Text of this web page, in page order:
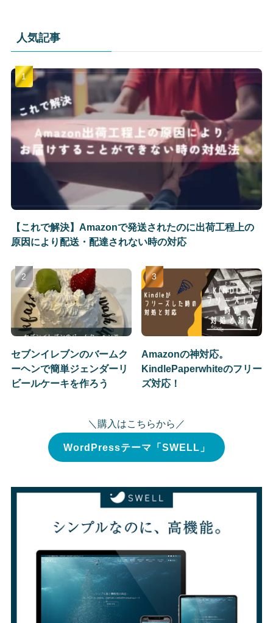
人気記事
【これで解決】Amazonで発送されたのに出荷工程上の
原因により配送・配達されない時の対応
セブンイレブンのバームク
ーヘンで簡単ジェンダーリ
ビールケーキを作ろう
Amazonの神対応。
KindlePaperwhiteのフリー
ズ対応！
＼購入はこちらから／
WordPressテーマ「SWELL」